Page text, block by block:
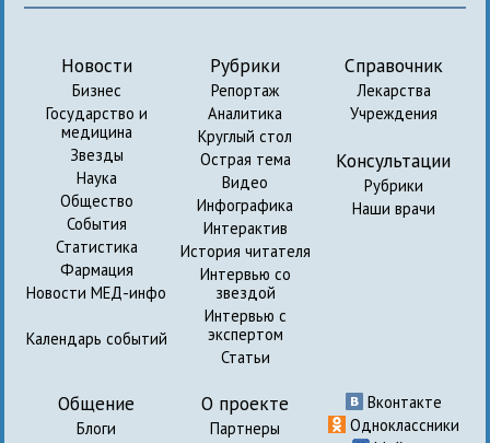
Новости
Бизнес
Государство и
медицина
Звезды
Наука
Общество
События
Статистика
Фармация
Новости МЕД-инфо
Календарь событий
Рубрики
Репортаж
Аналитика
Круглый стол
Острая тема
Видео
Инфографика
Интерактив
История читателя
Интервью со
звездой
Интервью с
экспертом
Статьи
Справочник
Лекарства
Учреждения
Консультации
Рубрики
Наши врачи
Общение
Блоги
О проекте
Партнеры
Вконтакте
Одноклассники